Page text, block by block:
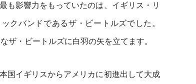
も影響力をもっていたのは、イギリス・リ
クバンドであるザ・ビートルズでした。
ザ・ビートルズに白羽の矢を立てます。
国イギリスからアメリカに初進出して大成